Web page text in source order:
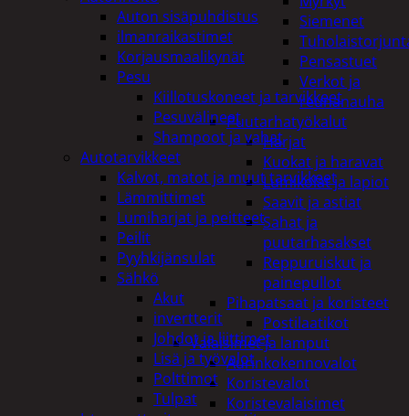
Siemenet
Pensastuet
Verkot ja
reunanauha
Puutarhatyökalut
Harjat
Kuokat ja haravat
Lumikolat ja lapiot
Saavit ja astiat
Sahat ja
puutarhasakset
Reppuruiskut ja
painepullot
Pihapatsaat ja koristeet
Postilaatikot
Valaisimet ja lamput
Aurinkokennovalot
Koristevalot
Koristevalaisimet
Auton sisäpuhdistus
ilmanraikastimet
Korjausmaalikynät
Pesu
Kiillotuskoneet ja tarvikkeet
Pesuvälineet
Shampoot ja vahat
Autotarvikkeet
Kalvot, matot ja muut tarvikkeet
Lämmittimet
Lumiharjat ja peitteet
Peilit
Pyyhkijänsulat
Sähkö
Akut
invertterit
Johdot ja liittimet
Lisä ja työvalot
Polttimot
Tulpat